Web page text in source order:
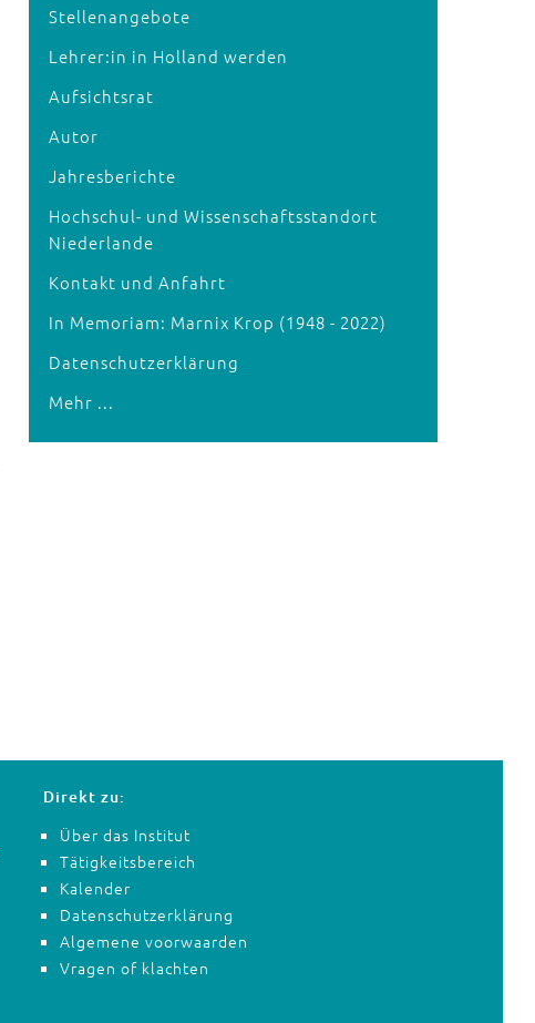
Stellenangebote
Lehrer:in in Holland werden
Aufsichtsrat
Autor
Jahresberichte
Hochschul- und Wissenschaftsstandort
Niederlande
Kontakt und Anfahrt
In Memoriam: Marnix Krop (1948 - 2022)
Datenschutzerklärung
Mehr ...
Direkt zu:
Über das Institut
Tätigkeitsbereich
Kalender
Datenschutzerklärung
Algemene voorwaarden
Vragen of klachten